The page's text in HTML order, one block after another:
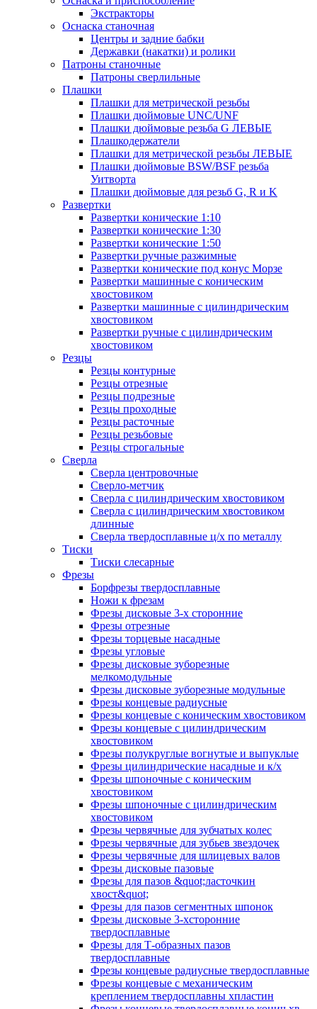
Экстракторы
Оснаска станочная
Центры и задние бабки
Державки (накатки) и ролики
Патроны станочные
Патроны сверлильные
Плашки
Плашки для метрической резьбы
Плашки дюймовые UNC/UNF
Плашки дюймовые резьба G ЛЕВЫЕ
Плашкодержатели
Плашки для метрической резьбы ЛЕВЫЕ
Плашки дюймовые BSW/BSF резьба
Уитворта
Плашки дюймовые для резьб G, R и K
Развертки
Развертки конические 1:10
Развертки конические 1:30
Развертки конические 1:50
Развертки ручные разжимные
Развертки конические под конус Морзе
Развертки машинные с коническим
хвостовиком
Развертки машинные с цилиндрическим
хвостовиком
Развертки ручные с цилиндрическим
хвостовиком
Резцы
Резцы контурные
Резцы отрезные
Резцы подрезные
Резцы проходные
Резцы расточные
Резцы резьбовые
Резцы строгальные
Сверла
Сверла центровочные
Сверло-метчик
Сверла с цилиндрическим хвостовиком
Сверла с цилиндрическим хвостовиком
длинные
Сверла твердосплавные ц/х по металлу
Тиски
Тиски слесарные
Фрезы
Борфрезы твердосплавные
Ножи к фрезам
Фрезы дисковые 3-х сторонние
Фрезы отрезные
Фрезы торцевые насадные
Фрезы угловые
Фрезы дисковые зуборезные
мелкомодульные
Фрезы дисковые зуборезные модульные
Фрезы концевые радиусные
Фрезы концевые с коническим хвостовиком
Фрезы концевые с цилиндрическим
хвостовиком
Фрезы полукруглые вогнутые и выпуклые
Фрезы цилиндрические насадные и к/х
Фрезы шпоночные с коническим
хвостовиком
Фрезы шпоночные с цилиндрическим
хвостовиком
Фрезы червячные для зубчатых колес
Фрезы червячные для зубьев звездочек
Фрезы червячные для шлицевых валов
Фрезы дисковые пазовые
Фрезы для пазов &quot;ласточкин
хвост&quot;
Фрезы для пазов сегментных шпонок
Фрезы дисковые 3-хсторонние
твердосплавные
Фрезы для Т-образных пазов
твердосплавные
Фрезы концевые радиусные твердосплавные
Фрезы концевые с механическим
креплением твердосплавны хпластин